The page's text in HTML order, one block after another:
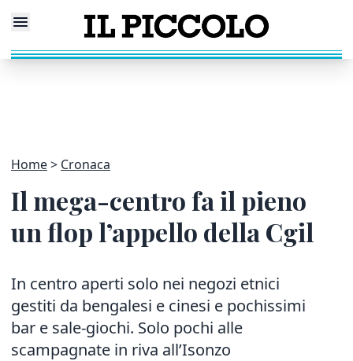
Home Cronaca
Il mega-centro fa il pieno
un flop l’appello della Cgil
In centro aperti solo nei negozi etnici
gestiti da bengalesi e cinesi e pochissimi
bar e sale-giochi. Solo pochi alle
scampagnate in riva all’Isonzo